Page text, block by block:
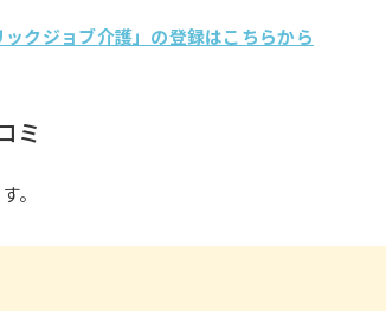
クジョブ介護」の登録はこちらから
ミ
。